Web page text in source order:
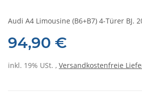
Audi A4 Limousine (B6+B7) 4-Türer BJ.
94,90 €
inkl. 19% USt. , Versandkostenfreie